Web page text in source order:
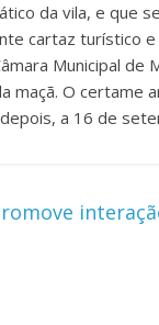
da vila, e que
cartaz turístico e
Municipal de
maçã. O certame
a 16 de